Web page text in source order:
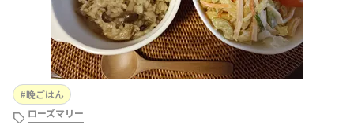
晩ごはん
ローズマリー